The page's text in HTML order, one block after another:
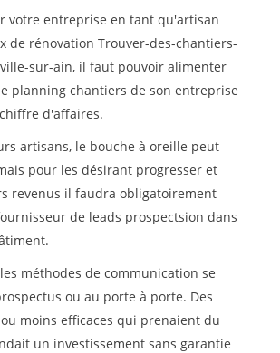
votre entreprise en tant qu'artisan
de rénovation Trouver-des-chantiers-
sur-ain, il faut pouvoir alimenter
planning chantiers de son entreprise
d'affaires.
artisans, le bouche à oreille peut
pour les désirant progresser et
revenus il faudra obligatoirement
de leads prospectsion dans
méthodes de communication se
ou au porte à porte. Des
moins efficaces qui prenaient du
un investissement sans garantie